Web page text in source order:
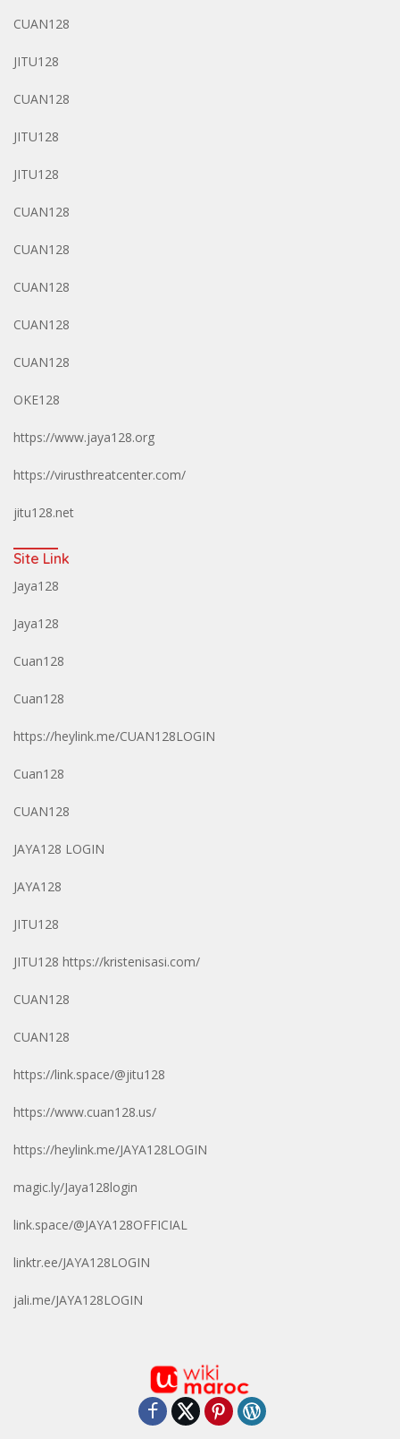
CUAN128
JITU128
CUAN128
JITU128
JITU128
CUAN128
CUAN128
CUAN128
CUAN128
CUAN128
OKE128
https://www.jaya128.org
https://virusthreatcenter.com/
jitu128.net
Site Link
Jaya128
Jaya128
Cuan128
Cuan128
https://heylink.me/CUAN128LOGIN
Cuan128
CUAN128
JAYA128 LOGIN
JAYA128
JITU128
JITU128 https://kristenisasi.com/
CUAN128
CUAN128
https://link.space/@jitu128
https://www.cuan128.us/
https://heylink.me/JAYA128LOGIN
magic.ly/Jaya128login
link.space/@JAYA128OFFICIAL
linktr.ee/JAYA128LOGIN
jali.me/JAYA128LOGIN